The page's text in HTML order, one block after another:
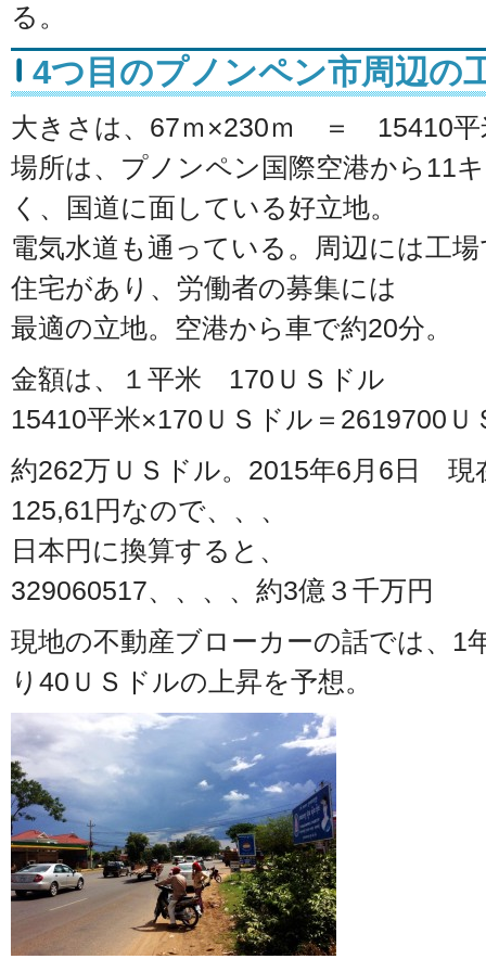
る。
4つ目のプノンペン市周辺の
大きさは、67ｍ×230ｍ ＝ 15410平
場所は、プノンペン国際空港から11
く、国道に面している好立地。
電気水道も通っている。周辺には工
住宅があり、労働者の募集には
最適の立地。空港から車で約20分。
金額は、１平米 170ＵＳドル
15410平米×170ＵＳドル＝2619700Ｕ
約262万ＵＳドル。2015年6月6日
125,61円なので、、、
日本円に換算すると、
329060517、、、、約3億３千万円
現地の不動産ブローカーの話では、1
り40ＵＳドルの上昇を予想。